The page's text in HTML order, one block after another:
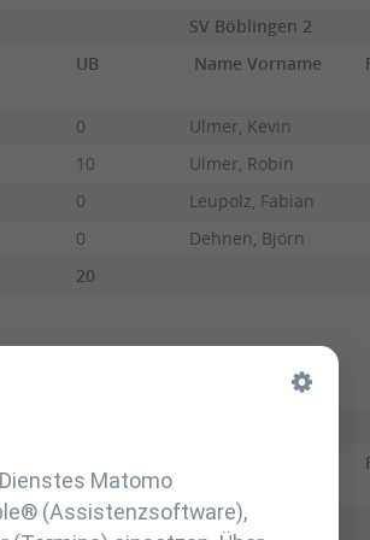
SV Böblingen 2
UB Name Vorname
0 Ulmer, Kevin
10 Ulmer, Robin
0 Leupolz, Fabian
0 Dehnen, Björn
20
10 Burger, Nico
Matomo
(Assistenzsoftware),